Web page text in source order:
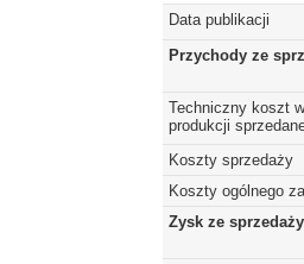
Data publikacji
Przychody ze
Techniczny koszt
produkcji
Koszty sprzedaży
Koszty ogólnego
Zysk ze sprzedaży